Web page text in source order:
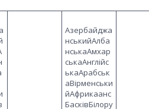
Азербайджа
нськийАлба
нськаАмхар
ськаАнглійс
ькаАрабськ
аВірменськи
йАфрикаанс
БасківБілору